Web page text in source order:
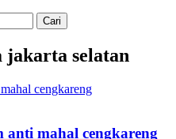
jakarta selatan
anti mahal cengkareng